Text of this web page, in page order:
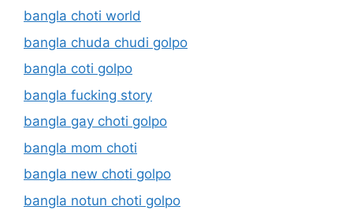
bangla choti world
bangla chuda chudi golpo
bangla coti golpo
bangla fucking story
bangla gay choti golpo
bangla mom choti
bangla new choti golpo
bangla notun choti golpo